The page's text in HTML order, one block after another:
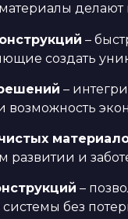
–
создать
–
развитии и
–
без